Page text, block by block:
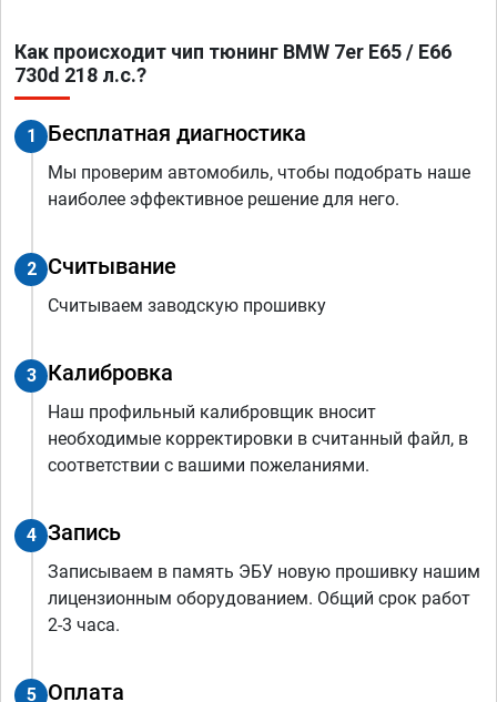
Как происходит чип тюнинг BMW 7er E65 / E66
730d 218 л.с.?
1 Бесплатная диагностика
Мы проверим автомобиль, чтобы подобрать наше
наиболее эффективное решение для него.
2 Считывание
Считываем заводскую прошивку
3 Калибровка
Наш профильный калибровщик вносит
необходимые корректировки в считанный файл, в
соответствии с вашими пожеланиями.
4 Запись
Записываем в память ЭБУ новую прошивку нашим
лицензионным оборудованием. Общий срок работ
2-3 часа.
5 Оплата